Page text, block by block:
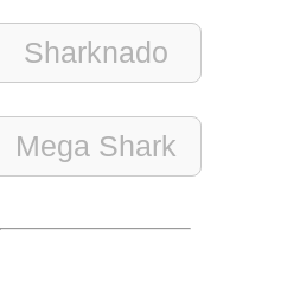
Sharknado
Mega Shark